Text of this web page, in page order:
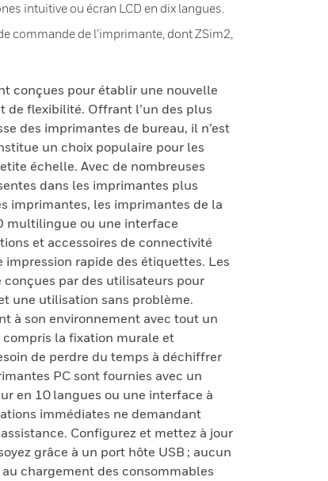
intuitive ou écran LCD en dix langues.
commande de l'imprimante, dont ZSim2,
conçues pour établir une nouvelle
de flexibilité. Offrant l’un des plus
des imprimantes de bureau, il n’est
un choix populaire pour les
échelle. Avec de nombreuses
dans les imprimantes plus
imprimantes, les imprimantes de la
multilingue ou une interface
et accessoires de connectivité
rapide des étiquettes. Les
par des utilisateurs pour
une utilisation sans problème.
à son environnement avec tout un
compris la fixation murale et
de perdre du temps à déchiffrer
PC sont fournies avec un
en 10 langues ou une interface à
immédiates ne demandant
Configurez et mettez à jour
grâce à un port hôte USB ; aucun
chargement des consommables